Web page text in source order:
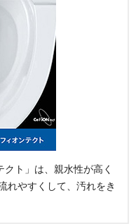
ト」は、親水性が高く
れやすくして、汚れをき